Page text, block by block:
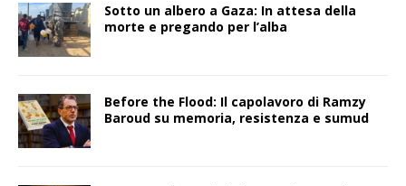
Sotto un albero a Gaza: In attesa della
morte e pregando per l’alba
Before the Flood: Il capolavoro di Ramzy
Baroud su memoria, resistenza e sumud